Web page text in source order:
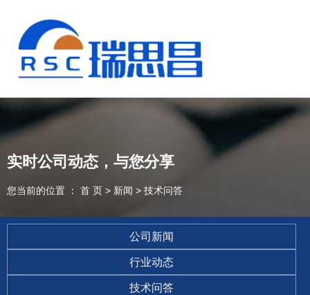
13925235098
实时公司动态，与您分享
您当前的位置 ： 首 页 > 新闻 > 技术问答
公司新闻
行业动态
技术问答